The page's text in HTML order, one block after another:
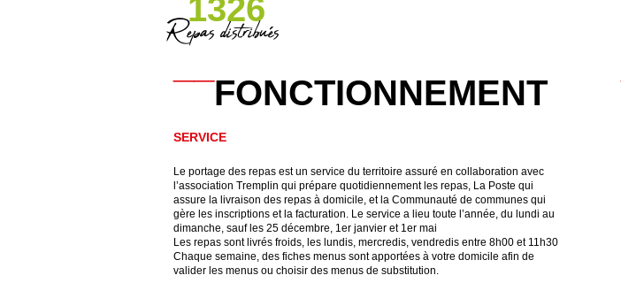
Repas distribués
1326
FONCTIONNEMENT
SERVICE
Le portage des repas est un service du territoire assuré en collaboration avec
l’association Tremplin qui prépare quotidiennement les repas, La Poste qui
assure la livraison des repas à domicile, et la Communauté de communes qui
gère les inscriptions et la facturation. Le service a lieu toute l’année, du lundi au
dimanche, sauf les 25 décembre, 1er janvier et 1er mai
Les repas sont livrés froids, les lundis, mercredis, vendredis entre 8h00 et 11h30
Chaque semaine, des fiches menus sont apportées à votre domicile afin de
valider les menus ou choisir des menus de substitution.